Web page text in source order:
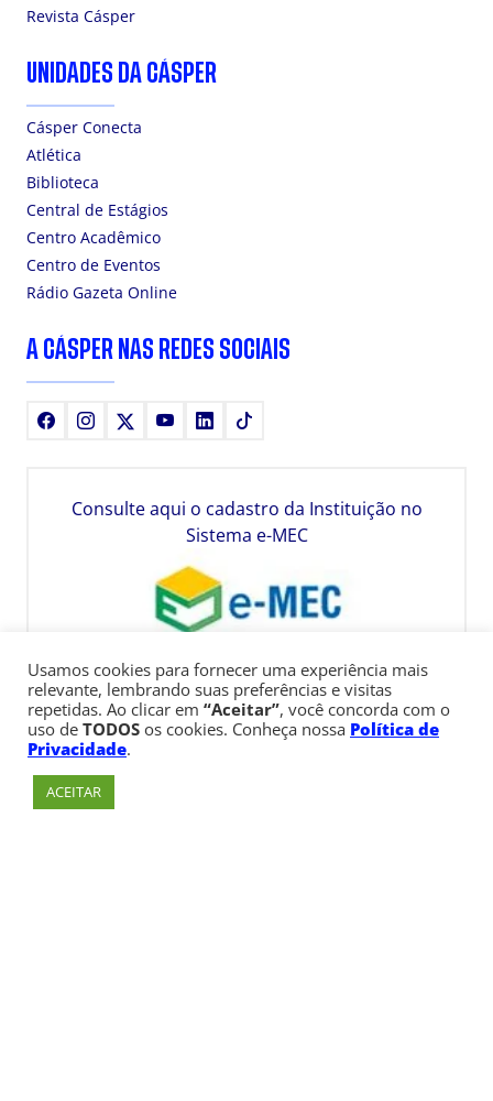
Revista Cásper
UNIDADES DA CÁSPER
Cásper Conecta
Atlética
Biblioteca
Central de Estágios
Centro Acadêmico
Centro de Eventos
Rádio Gazeta Online
A CÁSPER NAS REDES SOCIAIS
FacebookInstagram YoutubeLinkedIn
Consulte aqui o cadastro da Instituição no
Sistema e-MEC
Usamos cookies para fornecer uma experiência mais
relevante, lembrando suas preferências e visitas
repetidas. Ao clicar em “Aceitar”, você concorda com o
uso de TODOS os cookies. Conheça nossa Política de
Privacidade.
ACEITAR